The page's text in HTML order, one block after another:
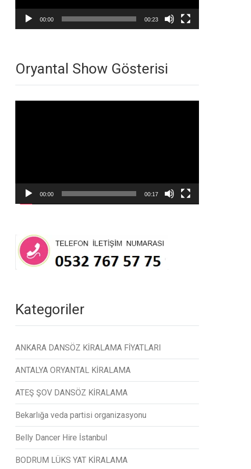
00:00 00:23
Oryantal Show Gösterisi
00:00 00:17
Kategoriler
ANKARA DANSÖZ KİRALAMA FİYATLARI
ANTALYA ORYANTAL KİRALAMA
ATEŞ ŞOV DANSÖZ KİRALAMA
Bekarlığa veda partisi organizasyonu
Belly Dancer Hire İstanbul
BODRUM LÜKS YAT KİRALAMA